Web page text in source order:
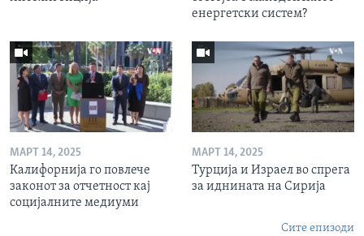
енергетски систем?
МАРТ 14, 2025
Калифорнија го повлече
законот за отчетност кај
социјалните медиуми
МАРТ 14, 2025
Турција и Израел во спрега
за иднината на Сирија
Сите епизоди